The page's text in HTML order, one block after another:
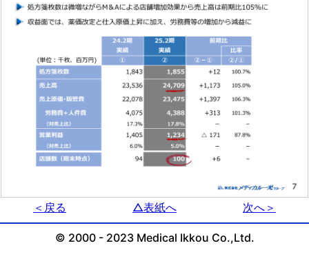
＜戻る △表紙へ 次へ＞
© 2000 - 2023 Medical Ikkou Co.,Ltd.